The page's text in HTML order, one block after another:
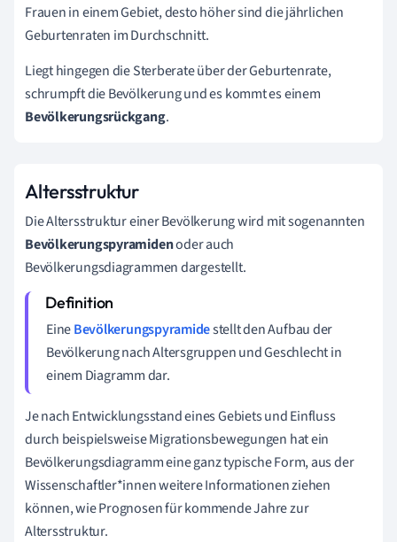
Frauen in einem Gebiet, desto höher sind die jährlichen
Geburtenraten im Durchschnitt.
Liegt hingegen die Sterberate über der Geburtenrate,
schrumpft die Bevölkerung und es kommt es einem
Bevölkerungsrückgang.
Altersstruktur
Die Altersstruktur einer Bevölkerung wird mit sogenannten
Bevölkerungspyramidenoder auch
Bevölkerungsdiagrammen dargestellt.
EineBevölkerungspyramidestellt den Aufbau der
Bevölkerung nach Altersgruppen und Geschlecht in
einem Diagramm dar.
Je nach Entwicklungsstand eines Gebiets und Einfluss
durch beispielsweise Migrationsbewegungen hat ein
Bevölkerungsdiagramm eine ganz typische Form, aus der
Wissenschaftler*innen weitere Informationen ziehen
können, wie Prognosen für kommende Jahre zur
Altersstruktur.